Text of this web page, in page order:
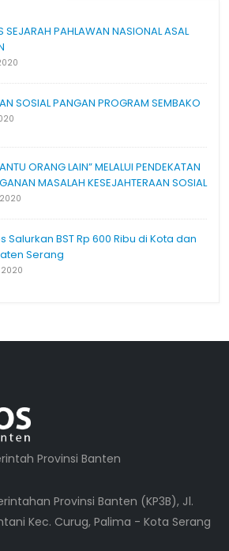
SEJARAH PAHLAWAN NASIONAL ASAL
SOSIAL PANGAN PROGRAM SEMBAKO
ORANG LAIN” MELALUI PENDEKATAN
MASALAH KESEJAHTERAAN SOSIAL
Salurkan BST Rp 600 Ribu di Kota dan
Serang
Provinsi Banten
Provinsi Banten (KP3B), Jl.
Kec. Curug, Palima - Kota Serang